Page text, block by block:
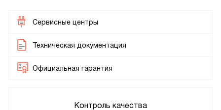
Сервисные центры
Техническая документация
Официальная гарантия
Контроль качества